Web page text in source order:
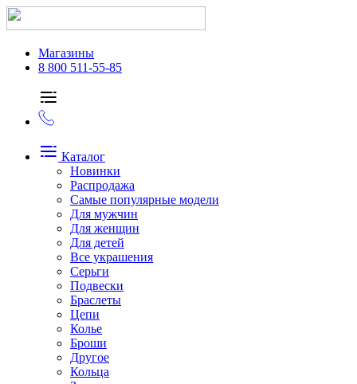
Магазины
8 800 511-55-85
Каталог
Новинки
Распродажа
Самые популярные модели
Для мужчин
Для женщин
Для детей
Все украшения
Серьги
Подвески
Браслеты
Цепи
Колье
Броши
Другое
Кольца